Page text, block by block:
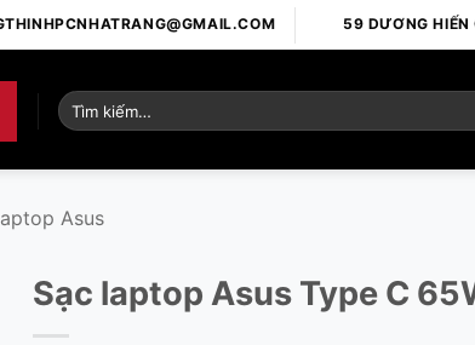
59 DƯƠNG
Tìm
kiếm:
Asus
Sạc laptop Asus Type C